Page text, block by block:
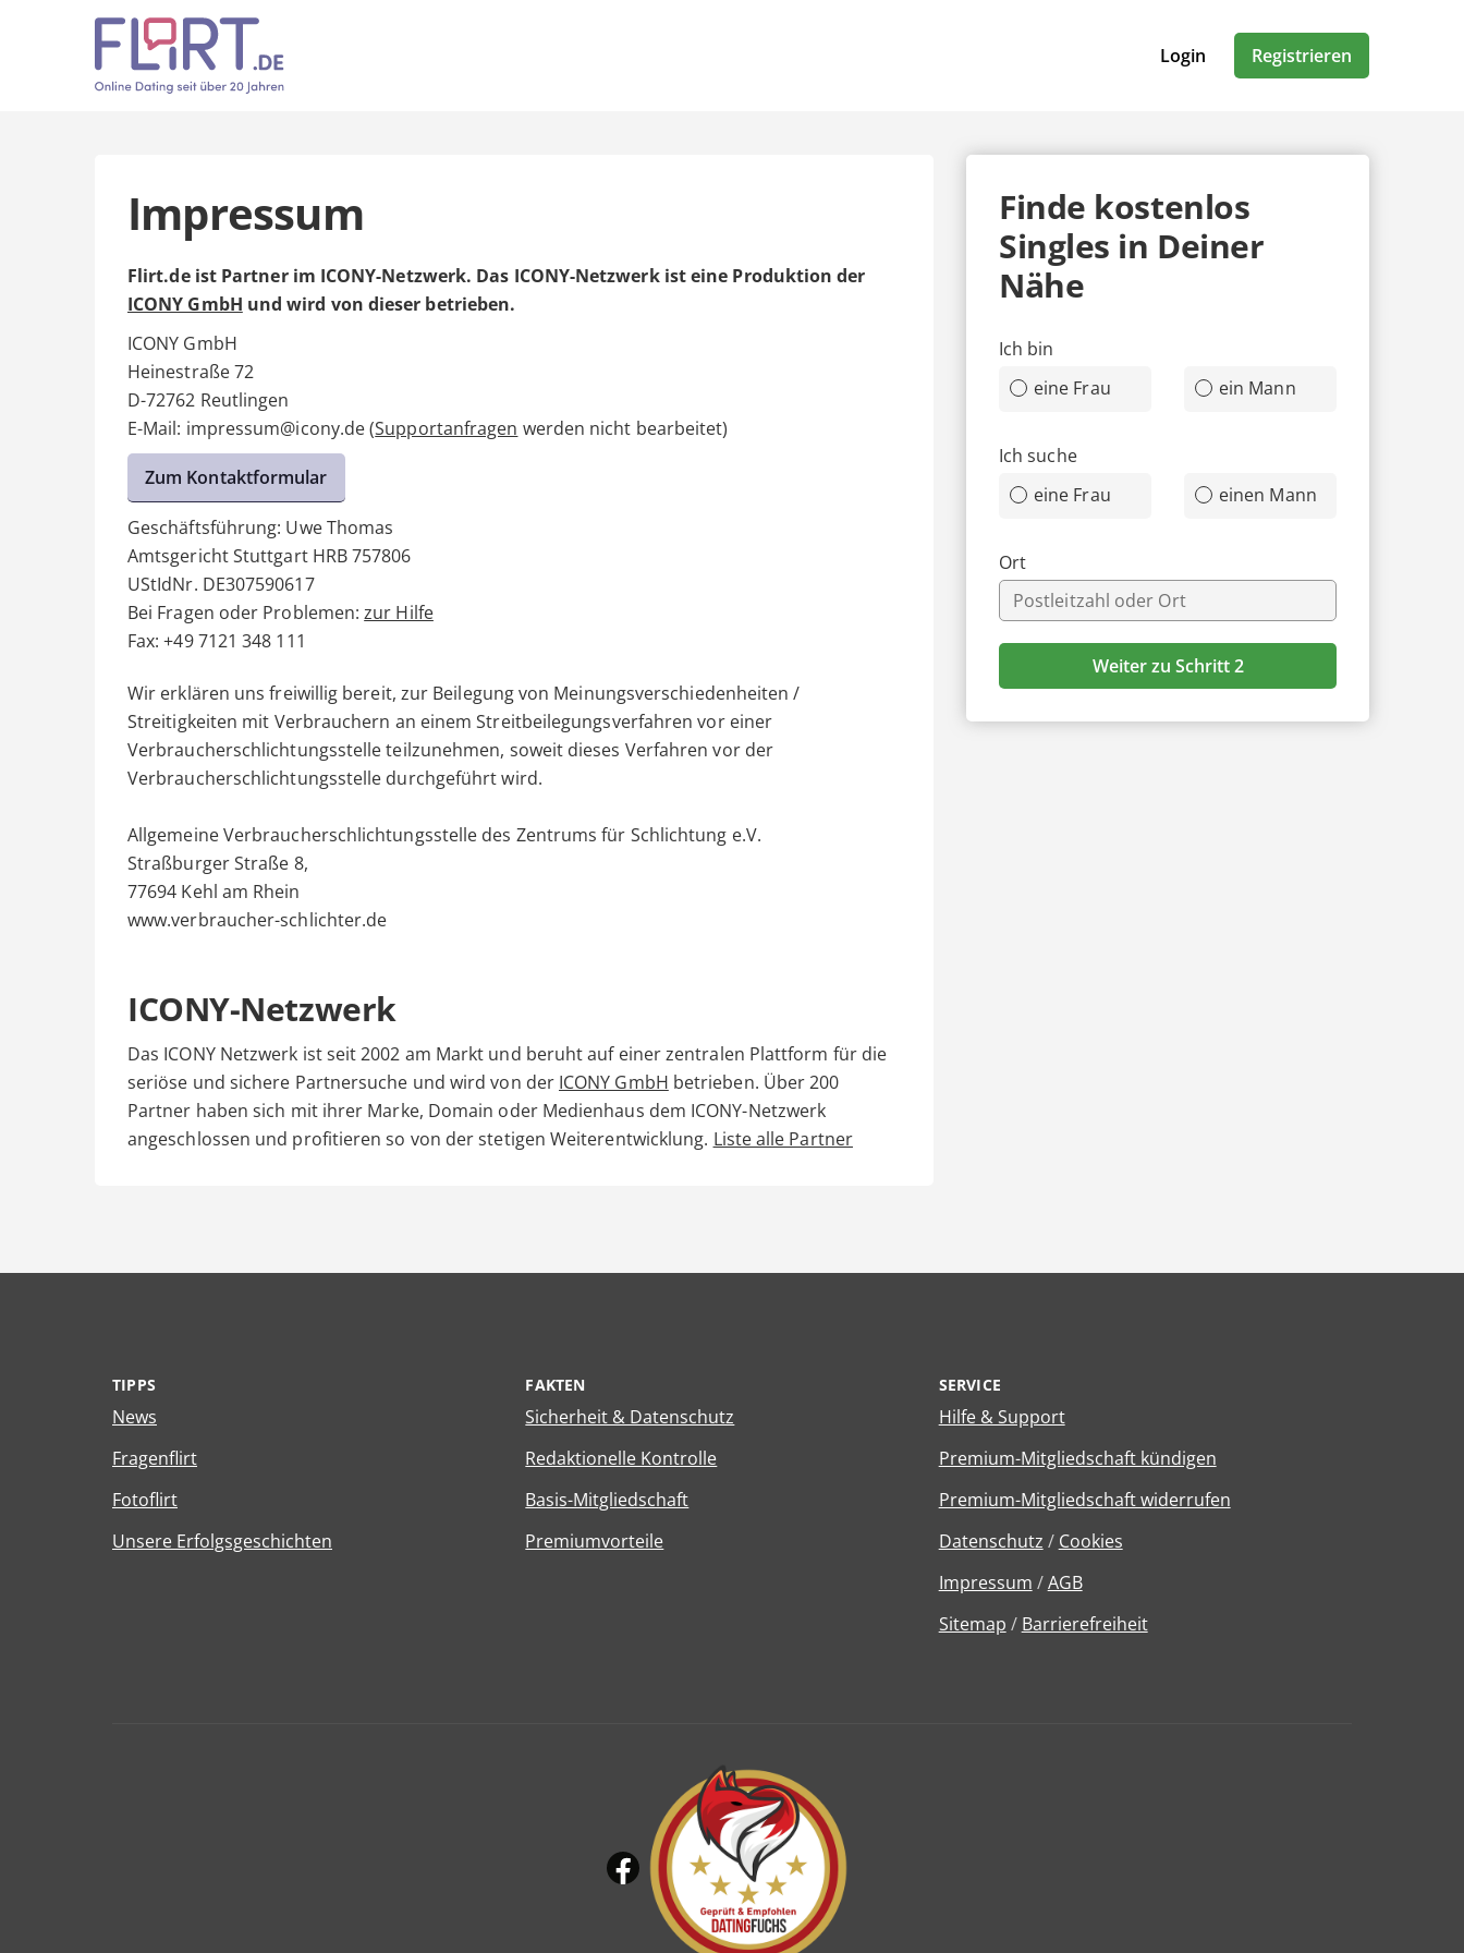
Login Registrieren
Impressum
Flirt.de ist Partner im ICONY-Netzwerk. Das ICONY-Netzwerk ist eine Produktion der
ICONY GmbH und wird von dieser betrieben.
ICONY GmbH
Heinestraße 72
D-72762 Reutlingen
E-Mail: impressum@icony.de (Supportanfragen werden nicht bearbeitet)
Zum Kontaktformular
Geschäftsführung: Uwe Thomas
Amtsgericht Stuttgart HRB 757806
UStIdNr. DE307590617
Bei Fragen oder Problemen:zur Hilfe
Fax: +49 7121 348 111
Wir erklären uns freiwillig bereit, zur Beilegung von Meinungsverschiedenheiten /
Streitigkeiten mit Verbrauchern an einem Streitbeilegungsverfahren vor einer
Verbraucherschlichtungsstelle teilzunehmen, soweit dieses Verfahren vor der
Verbraucherschlichtungsstelle durchgeführt wird.
Allgemeine Verbraucherschlichtungsstelle des Zentrums für Schlichtung e.V.
Straßburger Straße 8,
77694 Kehl am Rhein
www.verbraucher-schlichter.de
ICONY-Netzwerk
Das ICONY Netzwerk ist seit 2002 am Markt und beruht auf einer zentralen Plattform für die
seriöse und sichere Partnersuche und wird von der ICONY GmbH betrieben. Über 200
Partner haben sich mit ihrer Marke, Domain oder Medienhaus dem ICONY-Netzwerk
angeschlossen und profitieren so von der stetigen Weiterentwicklung. Liste alle Partner
Finde kostenlos
Singles in Deiner
Nähe
Ich bin
eine Frau
ein Mann
Ich suche
eine Frau
einen Mann
Ort
Weiter zu Schritt 2
TIPPS
News
Fragenflirt
Fotoflirt
Unsere Erfolgsgeschichten
FAKTEN
Sicherheit & Datenschutz
Redaktionelle Kontrolle
Basis-Mitgliedschaft
Premiumvorteile
SERVICE
Hilfe & Support
Premium-Mitgliedschaft kündigen
Premium-Mitgliedschaft widerrufen
Datenschutz / Cookies
Impressum /AGB
Sitemap / Barrierefreiheit